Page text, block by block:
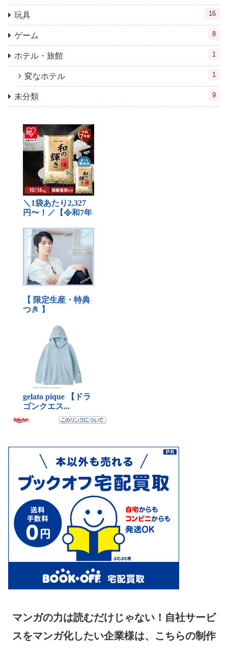
玩具 16
ゲーム 8
ホテル・旅館 1
変なホテル 1
未分類 9
マンガの力は読むだけじゃない！自社サービ
スをマンガ化したい企業様は、こちらの制作